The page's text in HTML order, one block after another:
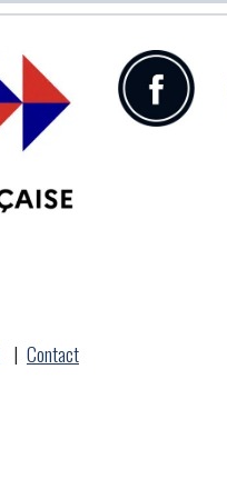
| Contact